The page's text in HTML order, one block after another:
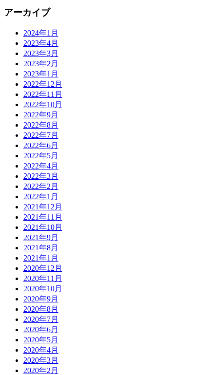
アーカイブ
2024年1月
2023年4月
2023年3月
2023年2月
2023年1月
2022年12月
2022年11月
2022年10月
2022年9月
2022年8月
2022年7月
2022年6月
2022年5月
2022年4月
2022年3月
2022年2月
2022年1月
2021年12月
2021年11月
2021年10月
2021年9月
2021年8月
2021年1月
2020年12月
2020年11月
2020年10月
2020年9月
2020年8月
2020年7月
2020年6月
2020年5月
2020年4月
2020年3月
2020年2月